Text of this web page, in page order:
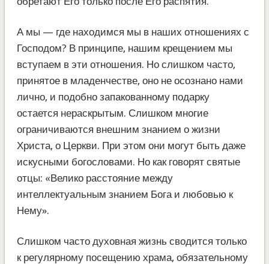
А мы — где находимся мы в наших отношениях с
Господом? В принципе, нашим крещением мы
вступаем в эти отношения. Но слишком часто,
принятое в младенчестве, оно не осознано нами
лично, и подобно запакованному подарку
остается нераскрытым. Слишком многие
ограничиваются внешним знанием о жизни
Христа, о Церкви. При этом они могут быть даже
искусными богословами. Но как говорят святые
отцы: «Велико расстояние между
интеллектуальным знанием Бога и любовью к
Нему».
Слишком часто духовная жизнь сводится только
к регулярному посещению храма, обязательному